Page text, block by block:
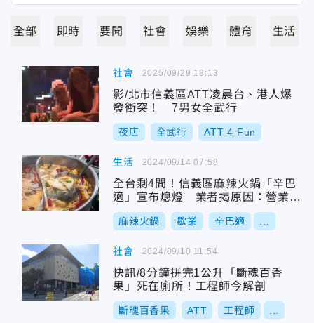
全部 即時 要聞 社會 娛樂 體育 生活
社會
影/北市信義區ATT凌晨台、港人爆
發衝突！ 7男女全武行
夜店 全武行 ATT 4 Fun
2025/09/29 18:13
生活
全台剩4間！信義區麻辣火鍋「辛巴
適」宣布熄燈 業者揭原因：營業到
9/22
麻辣火鍋 歇業 辛巴適
2024/09/14 07:58
社會
快訊/8分鐘拼完1公升「斷魂百香
果」死在廁所！工程師今解剖
斷魂百香果 ATT 工程師
2024/09/10 11:54